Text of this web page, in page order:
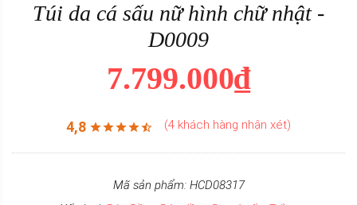
Túi da cá sấu nữ hình chữ nhật -
D0009
7.799.000₫
4,8 (4 khách hàng nhận xét)
Mã sản phẩm: HCD08317